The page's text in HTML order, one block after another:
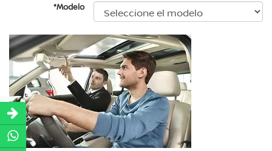
*Modelo